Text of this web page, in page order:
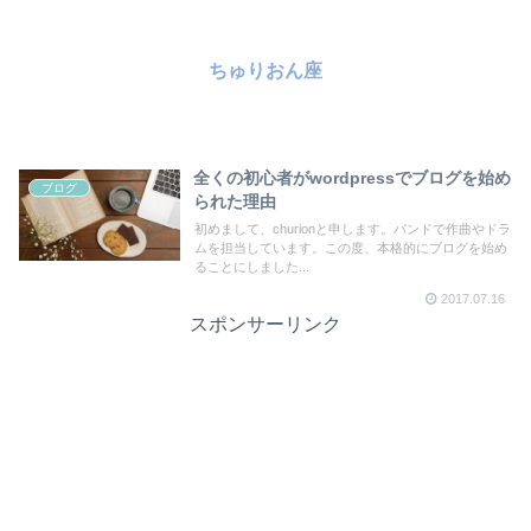
ちゅりおん座
ブログ
全くの初心者がwordpressでブログを始め
られた理由
初めまして、churionと申します。バンドで作曲やドラ
ムを担当しています。この度、本格的にブログを始め
ることにしました...
2017.07.16
スポンサーリンク